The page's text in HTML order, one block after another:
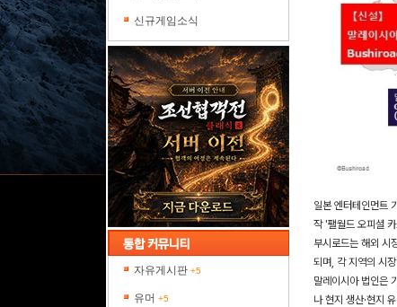
신규게임소식
자유게시판 +5
유머 +5
일본 엔터테인먼트
작 '팰월드 오피셜
부시로드는 해외 시
되며, 각 지역의 시
말레이시아 법인은
나 현지 생산·현지